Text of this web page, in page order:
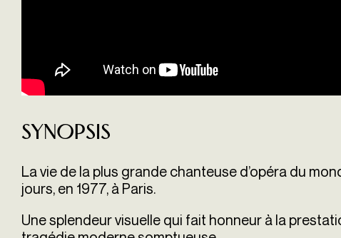
Synopsis
La vie de la plus grande chanteuse d’opéra du
jours, en 1977, à Paris.
Une splendeur visuelle qui fait honneur à la